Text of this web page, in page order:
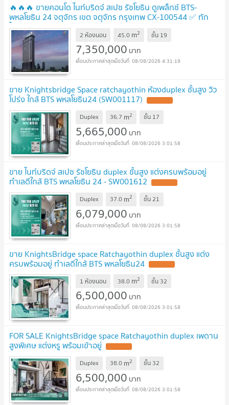
🔥🔥🔥 ขายคอนโด ไนท์บริดจ์ สเปซ รัชโยธิน ดูเพล็กซ์ BTS-
พหลโยธิน 24 จตุจักร เขต จตุจักร กรุงเทพ CX-100544 ✅ ทัก
ไลน์ @connexproperty ตอบทันที ทีมงานมืออาชีพ ✅ 🔥🔥🔥
2 ห้องนอน 45.0 m2 ชั้น 19
7,350,000 บาท
08/08/2026 4:31:19
ขาย Knightsbridge Space ratchayothin ห้องduplex ชั้นสูง วิว
โปร่ง ใกล้ BTS พหลโยธิน24 (SW001117)
Duplex 36.7 m2 ชั้น 17
5,665,000 บาท
08/08/2026 3:01:58
ขาย ไนท์บริดจ์ สเปซ รัชโยธิน duplex ชั้นสูง แต่งครบพร้อมอยู่
ทำเลดีใกล้ BTS พหลโยธิน 24 - SW001612
Duplex 37.0 m2 ชั้น21
6,079,000 บาท
08/08/2026 3:01:58
ขาย KnightsBridge space Ratchayothin duplex ชั้นสูง แต่ง
ครบพร้อมอยู่ ทำเลดีใกล้ BTS พหลโยธิน24
1 ห้องนอน 38.0 m2 ชั้น 32
6,500,000 บาท
08/08/2026 3:01:58
FOR SALE KnightsBridge space Ratchayothin duplex เพดาน
สูงพิเศษ แต่งหรู พร้อมเข้าอยู่
Duplex 38.0 m2 ชั้น 32
6,500,000 บาท
08/08/2026 3:01:58